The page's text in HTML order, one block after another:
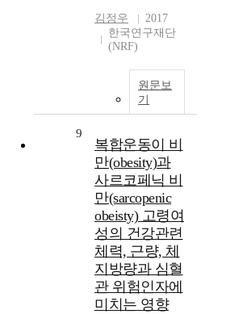
김정우
2017
한국연구재단
(NRF)
원문보
기
9
복합운동이 비
만(obesity)과
사르코페닉 비
만(sarcopenic
obeisty) 고령여
성의 건강관련
체력, 근량, 체
지방량과 심혈
관 위험인자에
미치는 영향